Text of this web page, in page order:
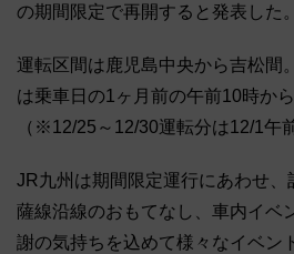
の期間限定で再開すると発表した。
運転区間は鹿児島中央から吉松間
は乗車日の1ヶ月前の午前10時から
（※12/25～12/30運転分は12/1午
JR九州は期間限定運行にあわせ
薩線沿線のおもてなし、車内イベ
謝の気持ちを込めて様々なイベン